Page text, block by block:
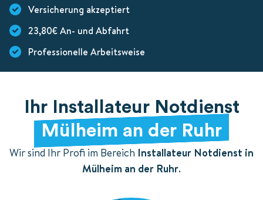
Versicherung akzeptiert
23,80€ An- und Abfahrt
Professionelle Arbeitsweise
Ihr Installateur Notdienst
Mülheim an der Ruhr
Wir sind Ihr Profi im Bereich Installateur Notdienst in
Mülheim an der Ruhr.